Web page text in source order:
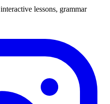
lessons, grammar